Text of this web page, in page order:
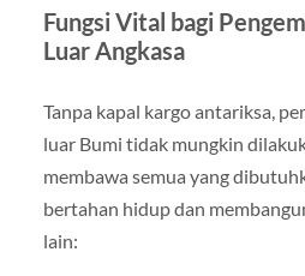
Fungsi Vital bagi
Luar Angkasa
Tanpa kapal kargo antariksa,
luar Bumi tidak mungkin
membawa semua yang
bertahan hidup dan
lain: